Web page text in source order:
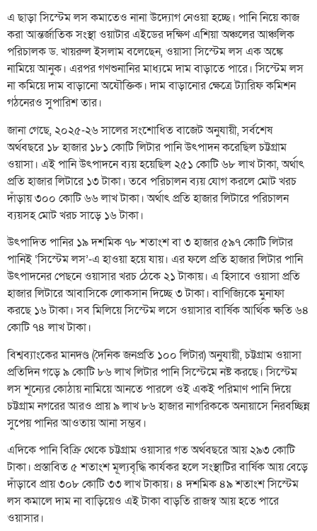
এ ছাড়া সিস্টেম লস কমাতেও নানা উদ্যোগ নেওয়া হচ্ছে। পানি নিয়ে কাজ
করা আন্তর্জাতিক সংস্থা ওয়াটার এইডের দক্ষিণ এশিয়া অঞ্চলের আঞ্চলিক
পরিচালক ড. খায়রুল ইসলাম বলেছেন, ওয়াসা সিস্টেম লস এক অঙ্কে
নামিয়ে আনুক। এরপর গণশুনানির মাধ্যমে দাম বাড়াতে পারে। সিস্টেম লস
না কমিয়ে দাম বাড়ানো অযৌক্তিক। দাম বাড়ানোর ক্ষেত্রে ট্যারিফ কমিশন
গঠনেরও সুপারিশ তার।
জানা গেছে, ২০২৫-২৬ সালের সংশোধিত বাজেট অনুযায়ী, সর্বশেষ
অর্থবছরে ১৮ হাজার ১৮১ কোটি লিটার পানি উৎপাদন করেছিল চট্টগ্রাম
ওয়াসা। এই পানি উৎপাদনে ব্যয় হয়েছিল ২৫১ কোটি ৬৮ লাখ টাকা, অর্থাৎ
প্রতি হাজার লিটারে ১৩ টাকা। তবে পরিচালন ব্যয় যোগ করলে মোট খরচ
দাঁড়ায় ৩০০ কোটি ৬৬ লাখ টাকা। অর্থাৎ প্রতি হাজার লিটারে পরিচালন
ব্যয়সহ মোট খরচ সাড়ে ১৬ টাকা।
উৎপাদিত পানির ১৯ দশমিক ৭৮ শতাংশ বা ৩ হাজার ৫৯৭ কোটি লিটার
পানিই ‘সিস্টেম লস’-এ হাওয়া হয়ে যায়। এর ফলে প্রতি হাজার লিটার পানি
উৎপাদনের পেছনে ওয়াসার খরচ ঠেকে ২১ টাকায়। এ হিসাবে ওয়াসা প্রতি
হাজার লিটারে আবাসিকে লোকসান দিচ্ছে ৩ টাকা। বাণিজ্যিকে মুনাফা
করছে ১৬ টাকা। সব মিলিয়ে সিস্টেম লসে ওয়াসার বার্ষিক আর্থিক ক্ষতি ৬৪
কোটি ৭৪ লাখ টাকা।
বিশ্বব্যাংকের মানদণ্ড (দৈনিক জনপ্রতি ১০০ লিটার) অনুযায়ী, চট্টগ্রাম ওয়াসা
প্রতিদিন গড়ে ৯ কোটি ৮৬ লাখ লিটার পানি সিস্টেমে নষ্ট করছে। সিস্টেম
লস শূন্যের কোঠায় নামিয়ে আনতে পারলে ওই একই পরিমাণ পানি দিয়ে
চট্টগ্রাম নগরের আরও প্রায় ৯ লাখ ৮৬ হাজার নাগরিককে অনায়াসে নিরবচ্ছিন্ন
সুপেয় পানির আওতায় আনা সম্ভব।
এদিকে পানি বিক্রি থেকে চট্টগ্রাম ওয়াসার গত অর্থবছরে আয় ২৯৩ কোটি
টাকা। প্রস্তাবিত ৫ শতাংশ মূল্যবৃদ্ধি কার্যকর হলে সংস্থাটির বার্ষিক আয় বেড়ে
দাঁড়াবে প্রায় ৩০৮ কোটি ৩৩ লাখ টাকায়। ৪ দশমিক ৪৯ শতাংশ সিস্টেম
লস কমালে দাম না বাড়িয়েও এই টাকা বাড়তি রাজস্ব আয় হতে পারে
ওয়াসার।